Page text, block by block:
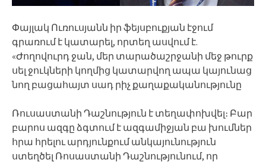
Փայլակ Ուռուսյանն իր ֆեյսբուքյան էջում
գրառում է կատարել, որտեղ ասվում է.
«Ժողովուրդ ջան, մեր տարածաշրջանի մեջ թուրք
սել ջուկների կողմից կատարվող ապա կայունաց
նող բացահայտ սադ րիչ քաղաքականությունը
Ռուսաստանի Դաշնություն է տեղափոխվել։ Բար
բարոս ազգը ձգտում է ազգամիջյան բա խումներ
հրա հրելու արդյունքում անկայունություն
ստեղծել Ռոսաստանի Դաշնությունում, որ